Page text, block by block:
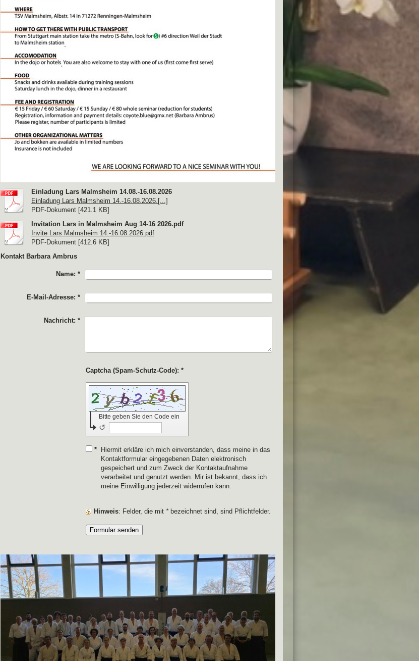
Einladung Lars Malmsheim 14.08.-16.08.2026
Einladung Lars Malmsheim 14.-16.08.2026.[...]
PDF-Dokument [421.1 KB]
Invitation Lars in Malmsheim Aug 14-16 2026.pdf
Invite Lars Malmsheim 14.-16.08.2026.pdf
PDF-Dokument [412.6 KB]
Kontakt Barbara Ambrus
Name: *
E-Mail-Adresse: *
Nachricht: *
Captcha (Spam-Schutz-Code): *
Bitte geben Sie den Code ein
↺
*
Hiermit erkläre ich mich einverstanden, dass meine in das
Kontaktformular eingegebenen Daten elektronisch
gespeichert und zum Zweck der Kontaktaufnahme
verarbeitet und genutzt werden. Mir ist bekannt, dass ich
meine Einwilligung jederzeit widerrufen kann.
Hinweis : Felder, die mit *bezeichnet sind, sind Pflichtfelder.